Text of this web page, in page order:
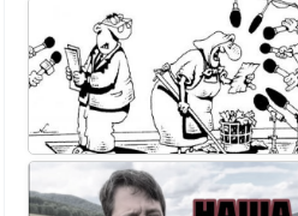
2
Voldemar 3 августа 2026, 20:17
Как гиганты с Фаэтона и пришельцы из
Нибиру строили цивилизации на Земле
1GR 1 августа 2026, 18:36
Леопольд Ашенбреннер: Как 24-летний
щегол заработал $30 млрд на